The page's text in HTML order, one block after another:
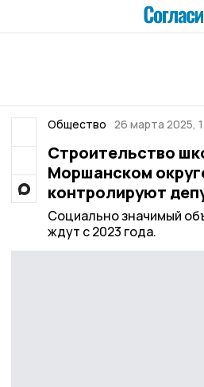
Общество 26 марта 2025,
Строительство
Моршанском
контролируют
Социально значимый
ждут с 2023 года.